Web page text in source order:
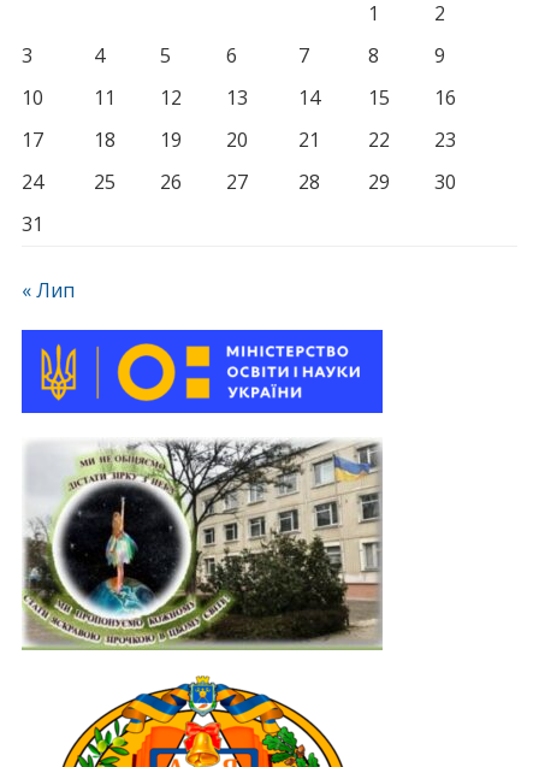
1
2
3
4 5 6 7 8
9
10
11 12 13 14 15
16
17
18 19 20 21 22
23
24
25 26 27 28 29
30
31
« Лип